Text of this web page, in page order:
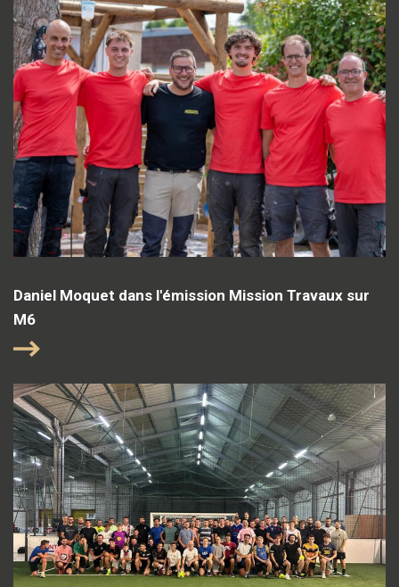
Daniel Moquet dans l'émission Mission Travaux sur
M6